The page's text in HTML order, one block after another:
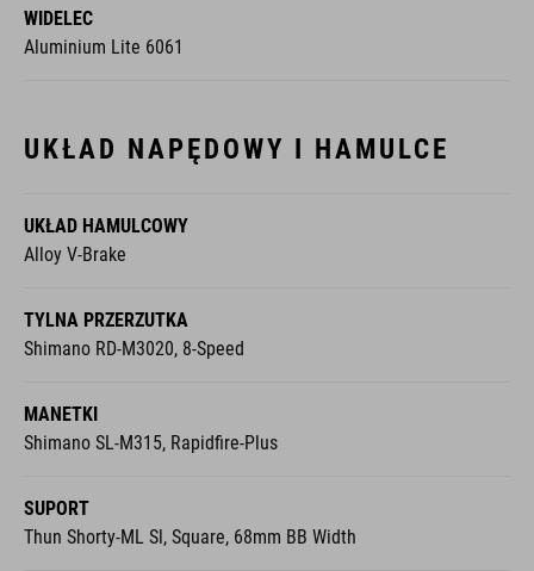
WIDELEC
Aluminium Lite 6061
UKŁAD NAPĘDOWY I HAMULCE
UKŁAD HAMULCOWY
Alloy V-Brake
TYLNA PRZERZUTKA
Shimano RD-M3020, 8-Speed
MANETKI
Shimano SL-M315, Rapidfire-Plus
SUPORT
Thun Shorty-ML Sl, Square, 68mm BB Width